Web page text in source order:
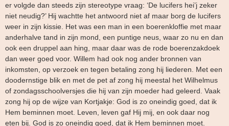
er volgde dan steeds zijn stereotype vraag: ‘De lucifers hei’j zeker
niet neudig?’ Hij wachtte het antwoord niet af maar borg de lucifers
weer in zijn kissie. Het was een man in een boerenkloffie met maar
anderhalve tand in zijn mond, een puntige neus, waar zo nu en dan
ook een druppel aan hing, maar daar was de rode boerenzakdoek
dan weer goed voor. Willem had ook nog ander bronnen van
inkomsten, op verzoek en tegen betaling zong hij liederen. Met een
doodernstige blik en met de pet af zong hij meestal het Wilhelmus
of zondagsschoolversjes die hij van zijn moeder had geleerd. Vaak
zong hij op de wijze van Kortjakje: God is zo oneindig goed, dat ik
Hem beminnen moet. Leven, leven gaf Hij mij, en ook daar nog
eten bij. God is zo oneindig goed, dat ik Hem beminnen moet.